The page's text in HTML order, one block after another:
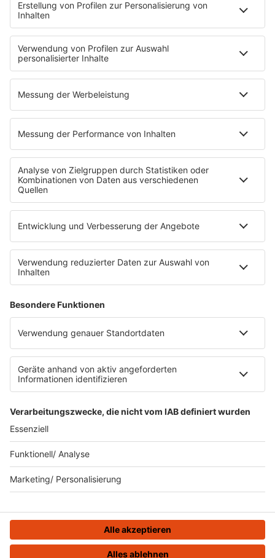
EMPFANG
Übersicht
ROCK FM App
Partner
radio.de
Phonostar
REGENBOGEN 2
WERBUNG
Leistungen und Produkte
Mediadaten und Preisliste
Ansprechpartner
RECHTLICHES
Impressum
Datenschutzeinstellungen
Datenverarbeitung bei Gewinnspielen
Teilnahmebedingungen
Gewinnspielregeln Social Media
KI-Leitlinie
KI-Leitlinie
© ROCK FM - Eine Marke der Audiotainment Südwest GmbH &
Co. KG